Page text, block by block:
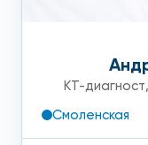
КТ-диагност,
Смоленская